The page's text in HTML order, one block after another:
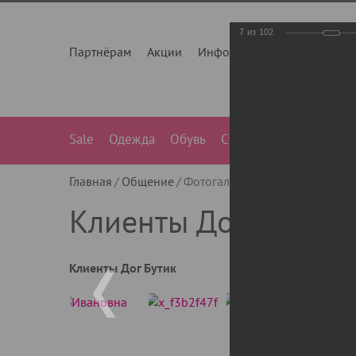
Партнёрам Акции Инфо
Sale Одежда Обувь Сумки
Главная Общение Фотогалерея
Клиенты Дог Бутик
Клиенты Дог Бутик
7 из 102